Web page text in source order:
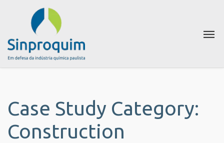
Case Study Category:
Construction